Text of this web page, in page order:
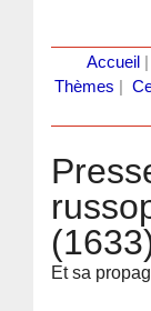
Accueil
Thèmes
Et sa